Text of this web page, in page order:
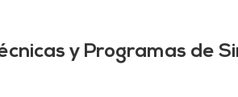
y Programas de